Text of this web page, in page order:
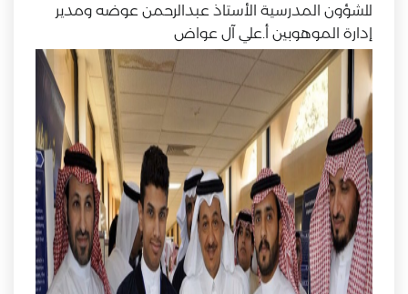
للشؤون المدرسية الأستاذ عبدالرحمن عوضه ومدير
إدارة الموهوبين أ.علي آل عواض